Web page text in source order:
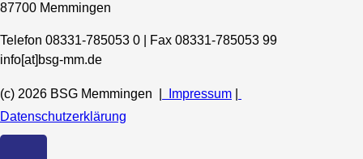
87700 Memmingen
Telefon 08331-785053 0 | Fax 08331-785053 99
info[at]bsg-mm.de
(c) 2026 BSG Memmingen | Impressum
Datenschutzerklärung